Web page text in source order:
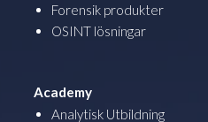
Forensik produkter
OSINT lösningar
Academy
Analytisk Utbildning